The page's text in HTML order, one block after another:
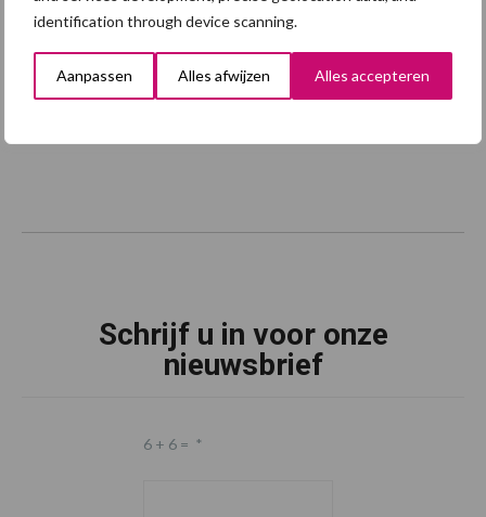
identification through device scanning.
Aanpassen Alles afwijzen Alles accepteren
Schrijf u in voor onze
nieuwsbrief
6 + 6 = *